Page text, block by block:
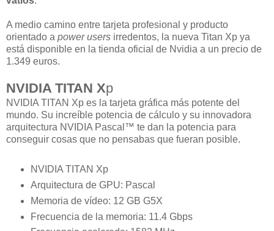
A medio camino entre tarjeta profesional y producto
orientado a power users irredentos, la nueva Titan Xp ya
está disponible en la tienda oficial de Nvidia a un precio de
1.349 euros.
NVIDIA TITAN Xp
NVIDIA TITAN Xp es la tarjeta gráfica más potente del
mundo. Su increíble potencia de cálculo y su innovadora
arquitectura NVIDIA Pascal™ te dan la potencia para
conseguir cosas que no pensabas que fueran posible.
NVIDIA TITAN Xp
Arquitectura de GPU: Pascal
Memoria de vídeo: 12 GB G5X
Frecuencia de la memoria: 11.4 Gbps